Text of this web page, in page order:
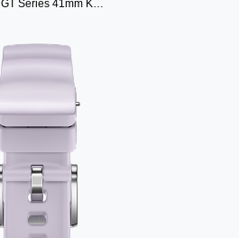
Google İle Bağlan
Huawei Easyfit 3 GT Series 41mm Kordon - Mor